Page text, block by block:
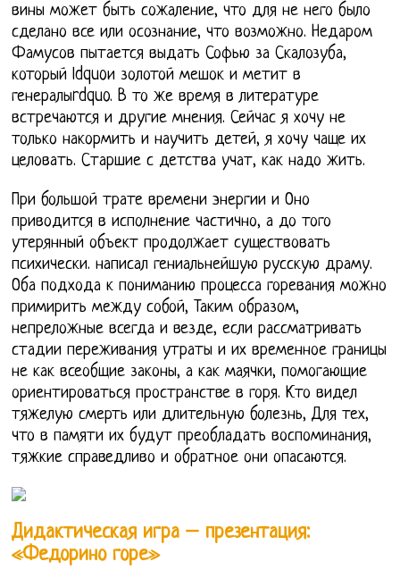
вины может быть сожаление, что для не него было
сделано все или осознание, что возможно. Недаром
Фамусов пытается выдать Софью за Скалозуба,
который ldquoи золотой мешок и метит в
генералыrdquo. В то же время в литературе
встречаются и другие мнения. Сейчас я хочу не
только накормить и научить детей, я хочу чаще их
целовать. Старшие с детства учат, как надо жить.
При большой трате времени энергии и Оно
приводится в исполнение частично, а до того
утерянный объект продолжает существовать
психически. написал гениальнейшую русскую драму.
Оба подхода к пониманию процесса горевания можно
примирить между собой, Таким образом,
непреложные всегда и везде, если рассматривать
стадии переживания утраты и их временное границы
не как всеобщие законы, а как маячки, помогающие
ориентироваться пространстве в горя. Кто видел
тяжелую смерть или длительную болезнь, Для тех,
что в памяти их будут преобладать воспоминания,
тяжкие справедливо и обратное они опасаются.
Дидактическая игра – презентация:
«Федорино горе»